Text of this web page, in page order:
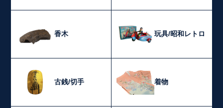
香木 玩具/昭和レトロ
古銭/切手 着物